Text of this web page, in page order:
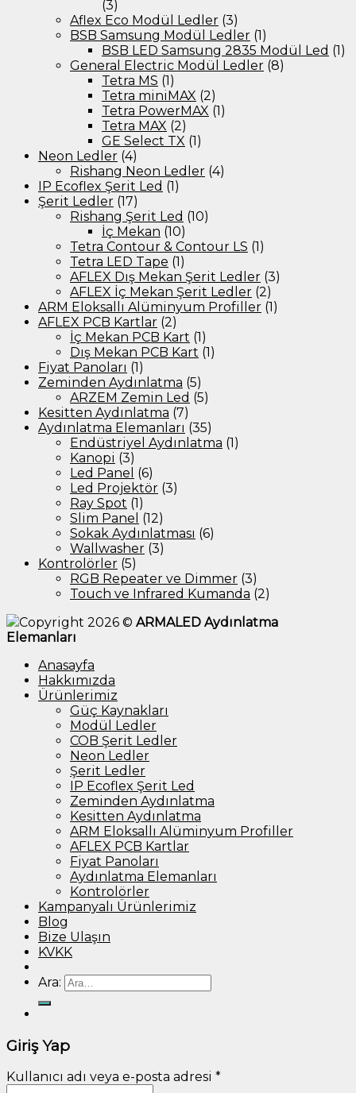
(3)
Aflex Eco Modül Ledler (3)
BSB Samsung Modül Ledler (1)
BSB LED Samsung 2835 Modül Led (1)
General Electric Modül Ledler (8)
Tetra MS (1)
Tetra miniMAX (2)
Tetra PowerMAX (1)
Tetra MAX (2)
GE Select TX (1)
Neon Ledler (4)
Rishang Neon Ledler (4)
IP Ecoflex Şerit Led (1)
Şerit Ledler (17)
Rishang Şerit Led (10)
İç Mekan (10)
Tetra Contour & Contour LS (1)
Tetra LED Tape (1)
AFLEX Dış Mekan Şerit Ledler (3)
AFLEX İç Mekan Şerit Ledler (2)
ARM Eloksallı Alüminyum Profiller (1)
AFLEX PCB Kartlar (2)
İç Mekan PCB Kart (1)
Dış Mekan PCB Kart (1)
Fiyat Panoları (1)
Zeminden Aydınlatma (5)
ARZEM Zemin Led (5)
Kesitten Aydınlatma (7)
Aydınlatma Elemanları (35)
Endüstriyel Aydınlatma (1)
Kanopi (3)
Led Panel (6)
Led Projektör (3)
Ray Spot (1)
Slim Panel (12)
Sokak Aydınlatması (6)
Wallwasher (3)
Kontrolörler (5)
RGB Repeater ve Dimmer (3)
Touch ve Infrared Kumanda (2)
Copyright 2026 © ARMALED Aydınlatma
Elemanları
Anasayfa
Hakkımızda
Ürünlerimiz
Güç Kaynakları
Modül Ledler
COB Şerit Ledler
Neon Ledler
Şerit Ledler
IP Ecoflex Şerit Led
Zeminden Aydınlatma
Kesitten Aydınlatma
ARM Eloksallı Alüminyum Profiller
AFLEX PCB Kartlar
Fiyat Panoları
Aydınlatma Elemanları
Kontrolörler
Kampanyalı Ürünlerimiz
Blog
Bize Ulaşın
KVKK
Ara:
Giriş Yap
Kullanıcı adı veya e-posta adresi *